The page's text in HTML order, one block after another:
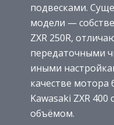
подвесками.
модели —
ZXR 250R,
передаточными
иными
качестве
Kawasaki ZXR
объёмом.